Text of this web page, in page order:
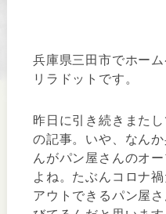
兵庫県三田市でホー
リラドットです。
昨日に引き続きまた
の記事。いや、なん
んがパン屋さんのオ
よね。たぶんコロナ
アウトできるパン屋